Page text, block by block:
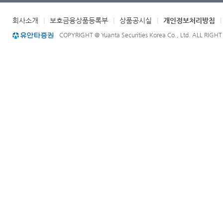
회사소개 보호금융상품등록부 상품공시실 개인정보처리방침
COPYRIGHT @ Yuanta Securities Korea Co., Ltd. ALL RIGHT